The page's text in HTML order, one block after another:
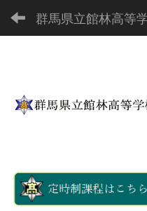
群馬県立館林高等